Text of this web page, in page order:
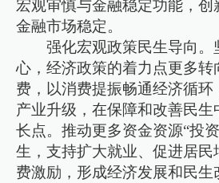
宏观审慎与金融稳定功能，创
金融市场稳定。
强化宏观政策民生导向。
心，经济政策的着力点更多转
费，以消费提振畅通经济循环
产业升级，在保障和改善民生
长点。推动更多资金资源“投
生，支持扩大就业、促进居民
费激励，形成经济发展和民生